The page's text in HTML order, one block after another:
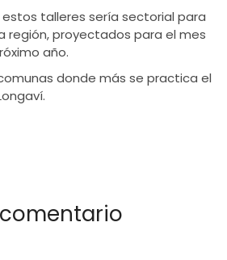
talleres sería sectorial para
región, proyectados para el mes
año.
donde más se practica el